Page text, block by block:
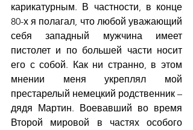
карикатурным. В частности, в конце
80-х я полагал, что любой уважающий
себя западный мужчина имеет
пистолет и по большей части носит
его с собой. Как ни странно, в этом
мнении меня укреплял мой
престарелый немецкий родственник –
дядя Мартин. Воевавший во время
Второй мировой в частях особого